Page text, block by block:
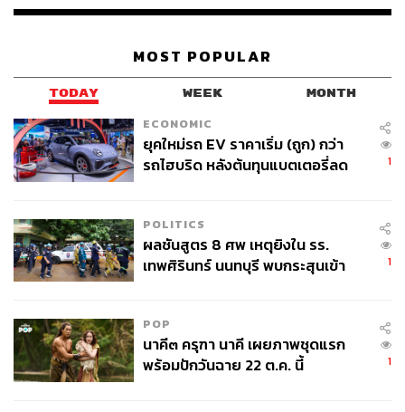
นิวซีแลนด์ ออลแบล็กส์ คือทีมที่หลายคนยกให้เป็นสัญลักษณ์
ของกีฬารักบี้และประเทศนิวซีแลนด์ ด้วยความสำเร็จบนเวที
นานาชาติและฝีมือของนักรักบี้แต่ละคน ทำให้ทุกครั้งที่
ชนะทุกเกมที่ลงแข่งขัน ขณะที่เพียงแค่คู่แข่งเห็นสีเสื้อก็ให้
ความเคารพและรู้สึกถึงความเป็นรองในทันที
ราชันชุดขาว เรอัล มาดริด ก็ไม่ต่างกัน เมื่อใดก็ตามที่เสื้อสี
MOST POPULAR
TODAY WEEK MONTH
ECONOMIC
ยุคใหม่รถ EV ราคาเริ่ม (ถูก) กว่า
รถไฮบริด หลังต้นทุนแบตเตอรี่ลด
1
POLITICS
ผลชันสูตร 8 ศพ เหตุยิงใน รร.
เทพศิรินทร์ นนทบุรี พบกระสุนเข้า
1
POP
นาคี๓ ครุฑา นาคี เผยภาพชุดแรก
พร้อมปักวันฉาย 22 ต.ค. นี้
1